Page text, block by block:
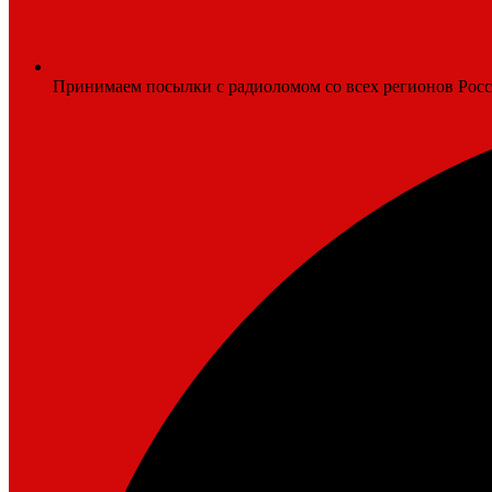
Принимаем посылки с радиоломом со всех регионов